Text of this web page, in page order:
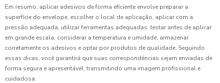
Em resumo, aplicar adesivos de forma eficiente envolve preparar a
superfície do envelope, escolher o local de aplicação, aplicar com a
pressão adequada, utilizar ferramentas adequadas, testar antes de aplicar
em grande escala, considerar a temperatura e umidade, armazenar
corretamente os adesivos e optar por produtos de qualidade. Seguindo
essas dicas, você garantirá que suas correspondências sejam enviadas de
forma segura e apresentável, transmitindo uma imagem profissional e
cuidadosa.